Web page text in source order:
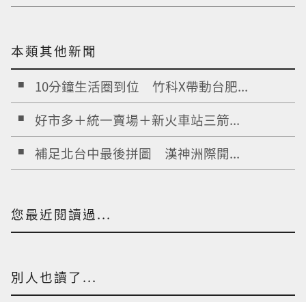
本類其他新聞
10分鐘生活圈到位 竹科X帶動台肥...
好市多＋統一賣場＋新火車站三箭...
補足北台中最後拼圖 漢神洲際開...
您最近閱讀過...
別人也讀了...